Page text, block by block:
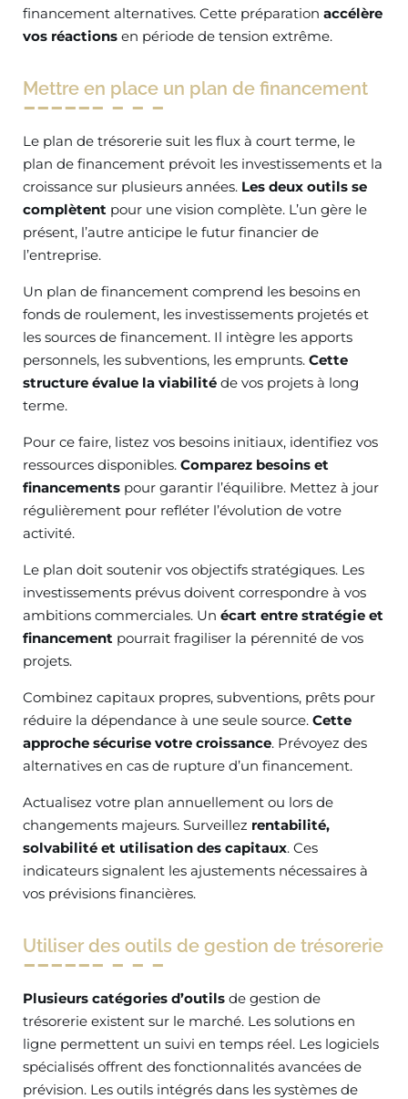
financement alternatives. Cette préparation accélère
vos réactions en période de tension extrême.
Mettre en place un plan de financement
Le plan de trésorerie suit les flux à court terme, le
plan de financement prévoit les investissements et la
croissance sur plusieurs années. Les deux outils se
complètent pour une vision complète. L’un gère le
présent, l’autre anticipe le futur financier de
l’entreprise.
Un plan de financement comprend les besoins en
fonds de roulement, les investissements projetés et
les sources de financement. Il intègre les apports
personnels, les subventions, les emprunts. Cette
structure évalue la viabilité de vos projets à long
terme.
Pour ce faire, listez vos besoins initiaux, identifiez vos
ressources disponibles. Comparez besoins et
financements pour garantir l’équilibre. Mettez à jour
régulièrement pour refléter l’évolution de votre
activité.
Le plan doit soutenir vos objectifs stratégiques. Les
investissements prévus doivent correspondre à vos
ambitions commerciales. Un écart entre stratégie et
financement pourrait fragiliser la pérennité de vos
projets.
Combinez capitaux propres, subventions, prêts pour
réduire la dépendance à une seule source. Cette
approche sécurise votre croissance. Prévoyez des
alternatives en cas de rupture d’un financement.
Actualisez votre plan annuellement ou lors de
changements majeurs. Surveillez rentabilité,
solvabilité et utilisation des capitaux. Ces
indicateurs signalent les ajustements nécessaires à
vos prévisions financières.
Utiliser des outils de gestion de trésorerie
Plusieurs catégories d’outils de gestion de
trésorerie existent sur le marché. Les solutions en
ligne permettent un suivi en temps réel. Les logiciels
spécialisés offrent des fonctionnalités avancées de
prévision. Les outils intégrés dans les systèmes de